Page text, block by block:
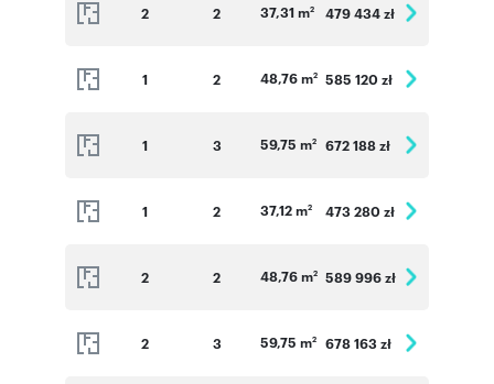
2 2 37,31 m2 479 434 zł
1 2 48,76 m2 585 120 zł
1 3 59,75 m2 672 188 zł
1 2 37,12 m2 473 280 zł
2 2 48,76 m2 589 996 zł
2 3 59,75 m2 678 163 zł